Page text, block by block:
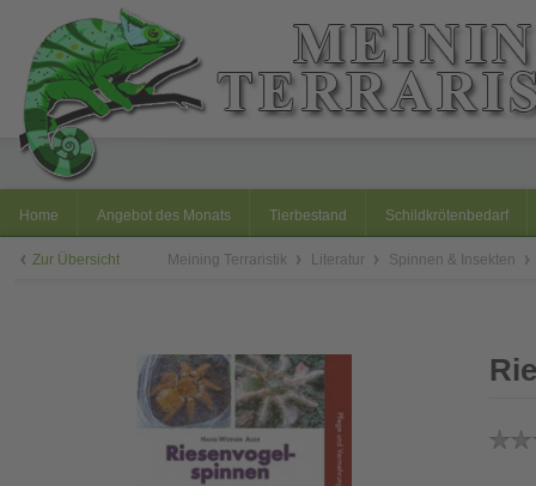
Home Angebot des Monats Tierbestand Schildkrötenbedarf
Zur Übersicht Meining Terraristik Literatur Spinnen & Insekten